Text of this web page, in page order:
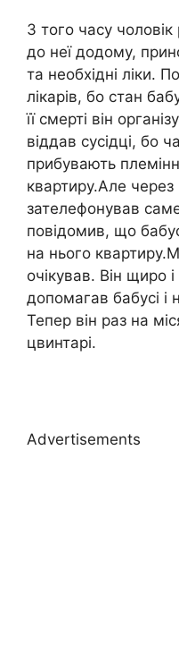
З того часу
до неї додому,
та необхідні ліки.
лікарів, бо стан
її смерті він
віддав сусідці, бо
прибувають
квартиру.Але через
зателефонував
повідомив, що
на нього
очікував. Він щиро
допомагав бабусі і
Тепер він раз на
цвинтарі.
Advertisements